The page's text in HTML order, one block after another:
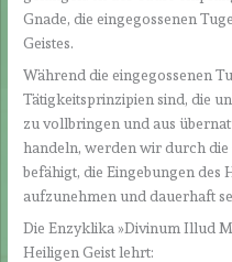
Gnade, die eingegossenen
Geistes.
Während die eingegossenen
Tätigkeitsprinzipien sind, die
zu vollbringen und aus
handeln, werden wir durch die
befähigt, die Eingebungen des
aufzunehmen und dauerhaft
Die Enzyklika »Divinum Illud
Heiligen Geist lehrt: